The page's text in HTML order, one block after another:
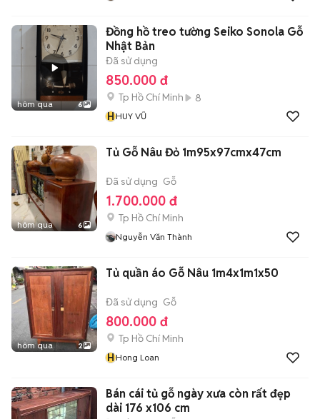
hôm qua 6
Đồng hồ treo tường Seiko Sonola Gỗ
Nhật Bản
Đã sử dụng
850.000 đ
Tp Hồ Chí Minh
8
HHUY VŨ
hôm qua 6
Tủ Gỗ Nâu Đỏ 1m95x97cmx47cm
Đã sử dụng Gỗ
1.700.000 đ
Tp Hồ Chí Minh
Nguyễn Văn Thành
hôm qua 2
Tủ quần áo Gỗ Nâu 1m4x1m1x50
Đã sử dụng Gỗ
800.000 đ
Tp Hồ Chí Minh
HHong Loan
Bán cái tủ gỗ ngày xưa còn rất đẹp
dài 176 x106 cm